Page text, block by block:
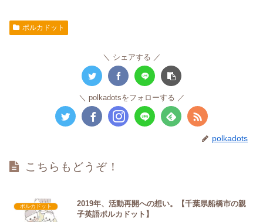
ポルカドット
シェアする
polkadotsをフォローする
polkadots
こちらもどうぞ！
ポルカドット
2019年、活動再開への想い。【千葉県船橋市の親
子英語ポルカドット】